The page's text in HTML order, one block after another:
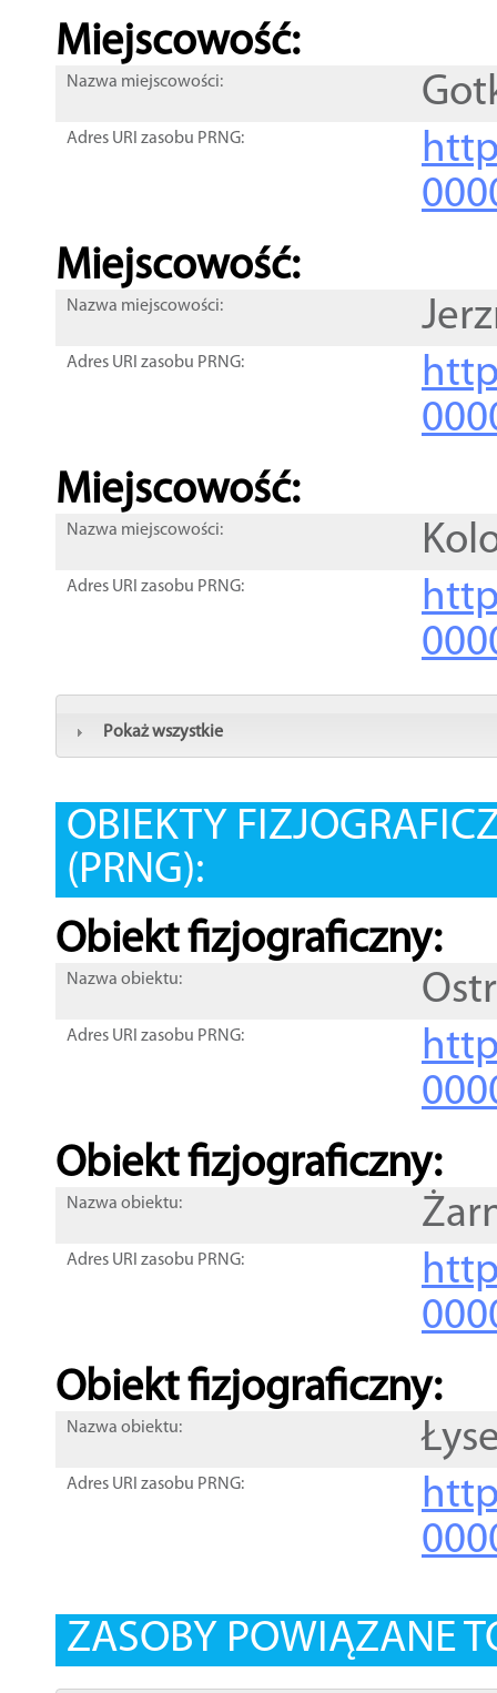
Miejscowość:
Nazwa miejscowości:
Adres URI zasobu PRNG:
Miejscowość:
Nazwa miejscowości:
Adres URI zasobu PRNG:
Miejscowość:
Nazwa miejscowości:
Adres URI zasobu PRNG:
Pokaż wszystkie
OBIEKTY
(PRNG):
Obiekt fizjograficzny:
Nazwa obiektu:
Adres URI zasobu PRNG:
Obiekt fizjograficzny:
Nazwa obiektu:
Adres URI zasobu PRNG:
Obiekt fizjograficzny:
Nazwa obiektu:
Adres URI zasobu PRNG:
ZASOBY POWIĄZANE